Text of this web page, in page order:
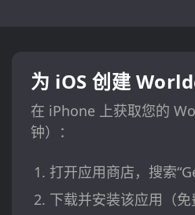
为 iOS 创建
在 iPhone 上获取您的
钟）：
打开应用商店，搜索
下载并安装该应用（免